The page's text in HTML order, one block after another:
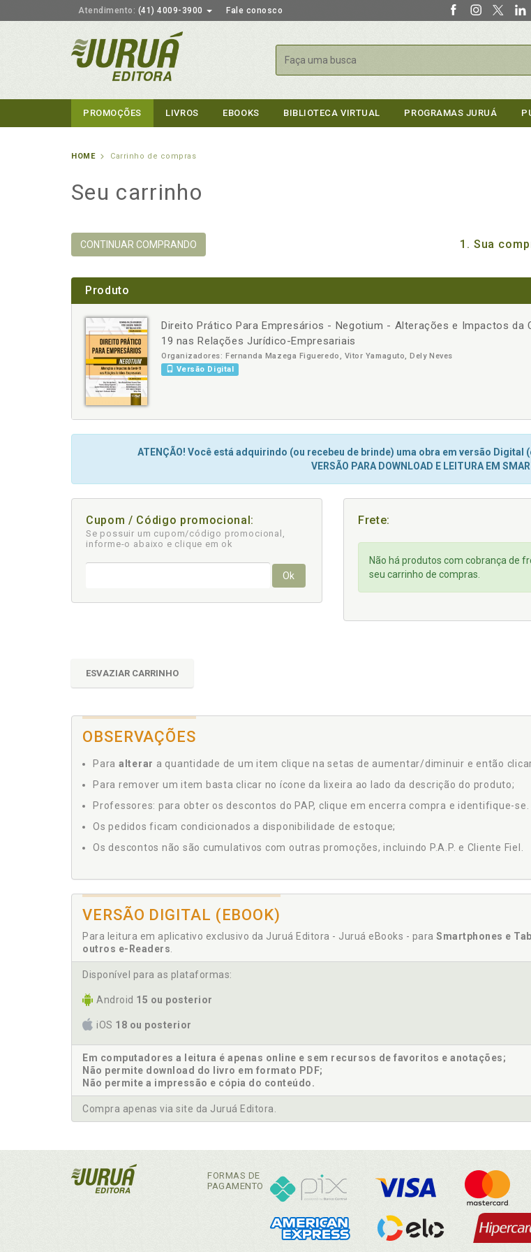
Atendimento: (41) 4009-3900 Fale conosco
Buscar
PROMOÇÕES LIVROS EBOOKS BIBLIOTECA VIRTUAL PROGRAMAS JURUÁ
HOME Carrinho de compras
Seu carrinho
CONTINUAR COMPRANDO 1. Sua
Produto
Direito Prático Para Empresários - Negotium - Alterações e Impactos da
19 nas Relações Jurídico-Empresariais
Organizadores: Fernanda Mazega Figueredo, Vitor Yamaguto, Dely Neves
Versão Digital
- +
ATENÇÃO! Você está adquirindo (ou recebeu de brinde) uma obra em versão
VERSÃO PARA DOWNLOAD E LEITURA EM
Cupom / Código promocional:
Se possuir um cupom/código promocional,
informe-o abaixo e clique em ok
Ok
Frete:
Não há produtos com cobrança de
seu carrinho de compras.
ESVAZIAR CARRINHO
OBSERVAÇÕES
Para alterar a quantidade de um item clique na setas de aumentar/diminuir e então
Para remover um item basta clicar no ícone da lixeira ao lado da descrição do produto;
Professores: para obter os descontos do PAP, clique em encerra compra e identifique-
Os pedidos ficam condicionados a disponibilidade de estoque;
Os descontos não são cumulativos com outras promoções, incluindo P.A.P. e Cliente Fiel.
VERSÃO DIGITAL (EBOOK)
Para leitura em aplicativo exclusivo da Juruá Editora - Juruá eBooks - para Smartphones e
outros e-Readers
Disponível para as plataformas:
Android 15 ou posterior
iOS 18 ou posterior
Em computadores a leitura é apenas online e sem recursos de favoritos e anotações;
Não permite download do livro em formato PDF;
Não permite a impressão e cópia do conteúdo.
Compra apenas via site da Juruá Editora.
FORMAS DE
PAGAMENTO